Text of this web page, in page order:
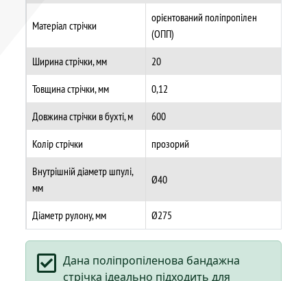
Матеріал стрічки
орієнтований поліпропілен
(ОПП)
Ширина стрічки, мм
20
Товщина стрічки, мм
0,12
Довжина стрічки в бухті, м
600
Колір стрічки
прозорий
Внутрішній діаметр шпулі,
мм
Ø40
Діаметр рулону, мм Ø275
Дана поліпропіленова бандажна
стрічка ідеально підходить для